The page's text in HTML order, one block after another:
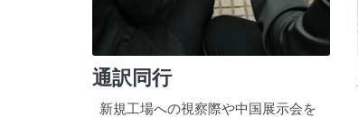
通訳同行
新規工場への視察際や中国展示会を